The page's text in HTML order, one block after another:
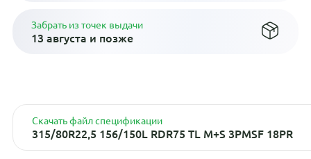
Забрать из точек выдачи
13 августа и позже
Скачать файл спецификации
315/80R22,5 156/150L RDR75 TL M+S 3PMSF 18PR